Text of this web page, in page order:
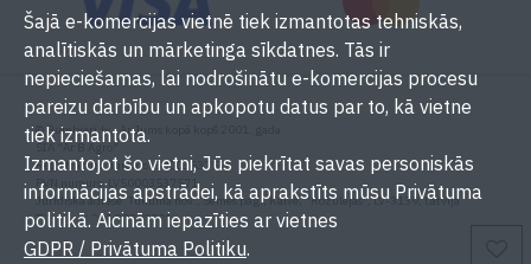
© Bumbieri.lv - Ar Jums kopā kopš 2001. gada
SIA "Ar B Agro"
Reģistrācijas numurs: 50003537571
PVN numurs: LV50003537571
Juridiskā adrese: Tukuma nov., Sēmes pag., Kaive, "Rožulejas", LV-3139, Latvija
Tālrunis: +371 29393001
Šajā e-komercijas vietnē tiek izmantotas tehniskās,
analītiskās un mārketinga sīkdatnes. Tās ir
nepieciešamas, lai nodrošinātu e-komercijas procesu
pareizu darbību un apkopotu datus par to, kā vietne
tiek izmantota.
Izmantojot šo vietni, Jūs piekrītat savas personiskās
informācijas apstrādei, kā aprakstīts mūsu Privātuma
politikā. Aicinām iepazīties ar vietnes
GDPR / Privātuma Politiku.